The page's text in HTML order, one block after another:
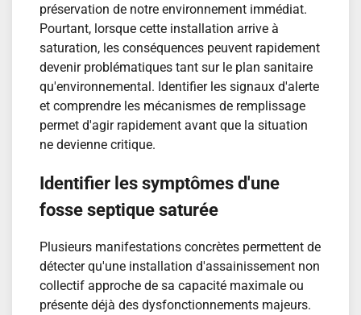
préservation de notre environnement immédiat.
Pourtant, lorsque cette installation arrive à
saturation, les conséquences peuvent rapidement
devenir problématiques tant sur le plan sanitaire
qu'environnemental. Identifier les signaux d'alerte
et comprendre les mécanismes de remplissage
permet d'agir rapidement avant que la situation
ne devienne critique.
Identifier les symptômes d'une
fosse septique saturée
Plusieurs manifestations concrètes permettent de
détecter qu'une installation d'assainissement non
collectif approche de sa capacité maximale ou
présente déjà des dysfonctionnements majeurs.